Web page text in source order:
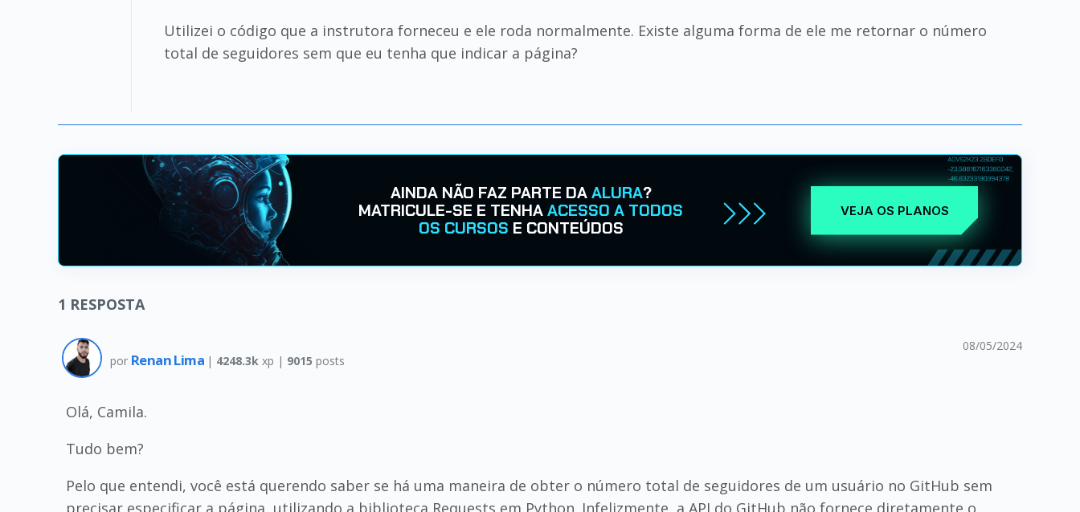
Utilizei o código que a instrutora forneceu e ele roda normalmente. Existe alguma forma de ele me retornar o número
total de seguidores sem que eu tenha que indicar a página?
AINDA NÃO FAZ PARTE DAALURA?
MATRICULE-SE E TENHAACESSO A TODOS
OS CURSOS E CONTEÚDOS
VEJA OS PLANOS
1 RESPOSTA
por Renan Lima | 4248.3k xp | 9015 posts
08/05/2024
Olá, Camila.
Tudo bem?
Pelo que entendi, você está querendo saber se há uma maneira de obter o número total de seguidores de um usuário no GitHub sem
precisar especificar a página, utilizando a biblioteca Requests em Python. Infelizmente, a API do GitHub não fornece diretamente o